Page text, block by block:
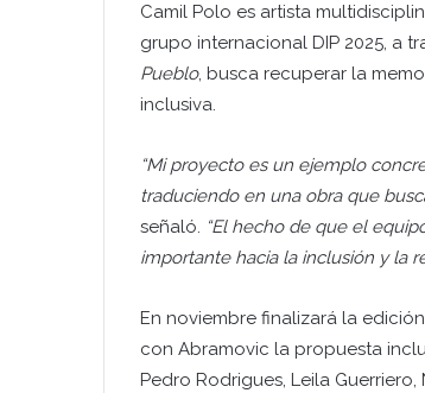
Camil Polo es artista
grupo internacional DIP 2025, a
Pueblo, busca recuperar la
inclusiva.
“Mi proyecto es un ejemplo
traduciendo en una obra que
señaló. “El hecho de que el
importante hacia la inclusión y la
En noviembre finalizará la
con Abramovic la propuesta
Pedro Rodrigues, Leila